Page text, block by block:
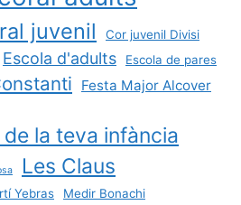
juvenil
Cor juvenil Divisi
Escola d'adults Escola de pares
Festa Major Alcover
la teva infància
Les Claus
Yebras
Medir Bonachi